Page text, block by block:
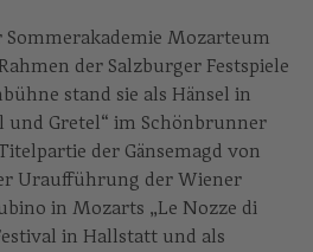
Sommerakademie Mozarteum
der Salzburger Festspiele
stand sie als Hänsel in
und Gretel“ im Schönbrunner
der Gänsemagd von
Uraufführung der Wiener
in Mozarts „Le Nozze di
in Hallstatt und als